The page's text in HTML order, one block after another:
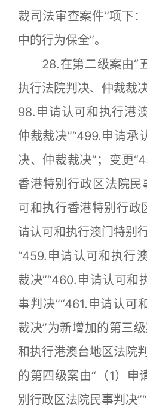
裁司法审查案件”项下
中的行为保全”。
28.在第二级案由“
执行法院判决、仲裁裁
98.申请认可和执行港
仲裁裁决”“499.申请承
决、仲裁裁决”；变更
香港特别行政区法院民
可和执行香港特别行政
请认可和执行澳门特别
“459.申请认可和执行
裁决”“460.申请认可和
事判决”“461.申请认可
裁决”为新增加的第三
和执行港澳台地区法院
的第四级案由“（1）申
别行政区法院民事判决